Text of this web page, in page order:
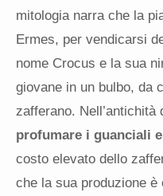
mitologia narra che la
Ermes, per vendicarsi
nome Crocus e la sua
giovane in un bulbo, da
zafferano.
profumare i guanciali
costo elevato dello
che la sua produzione è